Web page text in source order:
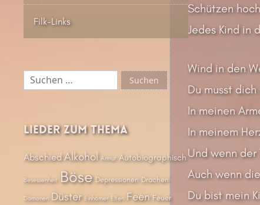
Schützen
Jedes Kind in
Wind in den
Du musst
In meinen
In meinem
Und wenn
Auch wenn
Du bist mein
Filk-Links
Suchen
nach:
Lieder zum Thema
Abschied Alkohol Armut Autobiographisch
Besessenheit Böse Depressionen Drachen
Dämonen Düster Einhörner Elfen Feen Feuer